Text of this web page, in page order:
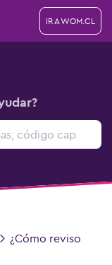
IR A WOM.CL
¿Cómo reviso